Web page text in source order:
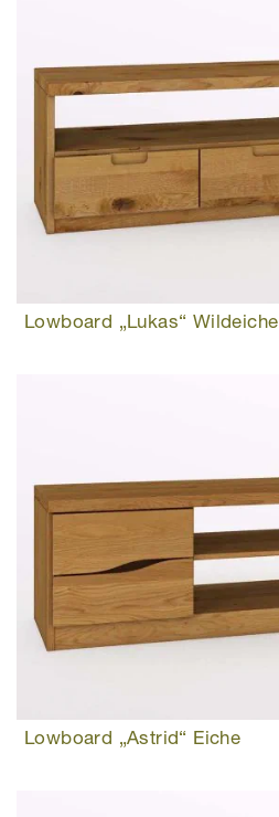
Lowboard „Lukas“ Wildeiche
Lowboard „Astrid“ Eiche